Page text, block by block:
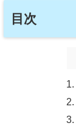
目次